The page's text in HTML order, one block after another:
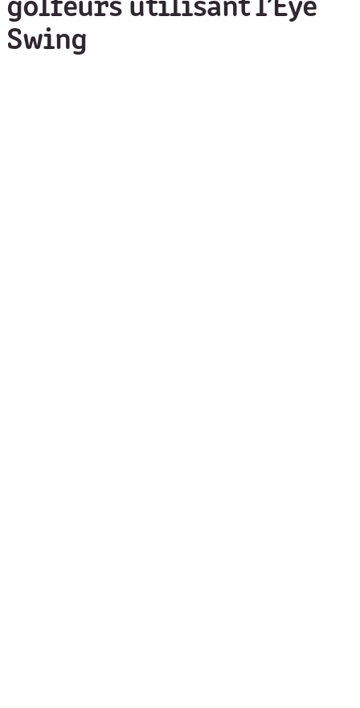
golfeurs utilisant l’Eye
Swing